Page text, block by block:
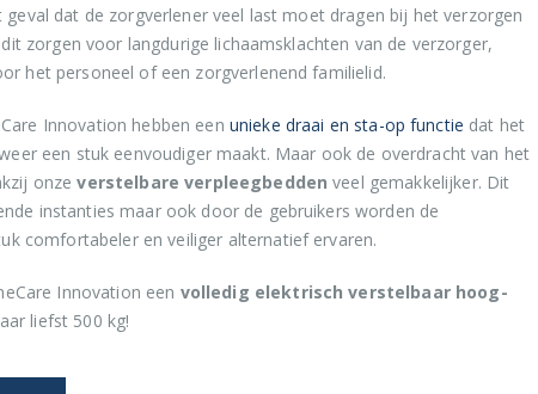
dat de zorgverlener veel last moet dragen bij het verzorgen
zorgen voor langdurige lichaamsklachten van de verzorger,
het personeel of een zorgverlenend familielid.
Innovation hebben een unieke draai en sta-op functie dat het
een stuk eenvoudiger maakt. Maar ook de overdracht van het
onzeverstelbare verpleegbedden veel gemakkelijker. Dit
instanties maar ook door de gebruikers worden de
comfortabeler en veiliger alternatief ervaren.
Innovation een volledig elektrisch verstelbaar hoog-
liefst 500 kg!